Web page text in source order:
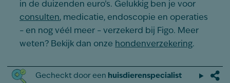
in de duizenden euro’s. Gelukkig ben je voor
consulten, medicatie, endoscopie en operaties
– en nog véél meer – verzekerd bij Figo. Meer
weten? Bekijk dan onze hondenverzekering.
Gecheckt door een huisdierenspecialist